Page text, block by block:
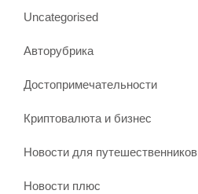
Uncategorised
Авторубрика
Достопримечательности
Криптовалюта и бизнес
Новости для путешественников
Новости плюс